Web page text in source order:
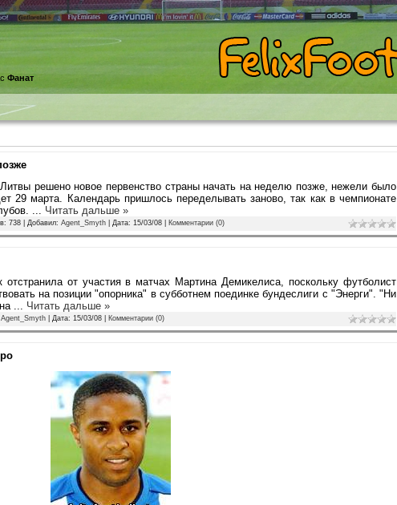
Фанат
решено новое первенство страны начать на неделю позже, нежели было
29 марта. Календарь пришлось переделывать заново, так как в чемпионате
Читать дальше »
738 | Добавил: Agent_Smyth | Дата: 15/03/08 Комментарии (0)
от участия в матчах Мартина Демикелиса, поскольку футболист
на позиции "опорника" в субботнем поединке бундеслиги с "Энерги". "Ни
Читать дальше »
Agent_Smyth | Дата: 15/03/08 Комментарии (0)